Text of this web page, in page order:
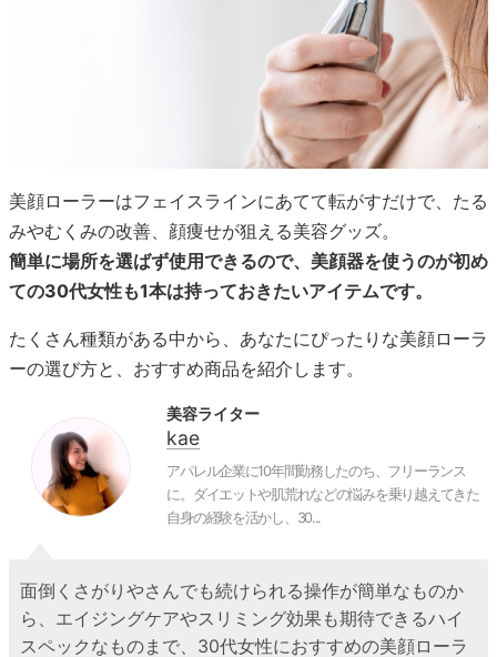
美顔ローラーはフェイスラインにあてて転がすだけで、たる
みやむくみの改善、顔痩せが狙える美容グッズ。
簡単に場所を選ばず使用できるので、美顔器を使うのが初め
ての30代女性も1本は持っておきたいアイテムです。
たくさん種類がある中から、あなたにぴったりな美顔ローラ
ーの選び方と、おすすめ商品を紹介します。
美容ライター
kae
アパレル企業に10年間勤務したのち、フリーランス
に。ダイエットや肌荒れなどの悩みを乗り越えてきた
自身の経験を活かし、30...
面倒くさがりやさんでも続けられる操作が簡単なものか
ら、エイジングケアやスリミング効果も期待できるハイ
スペックなものまで、30代女性におすすめの美顔ローラ